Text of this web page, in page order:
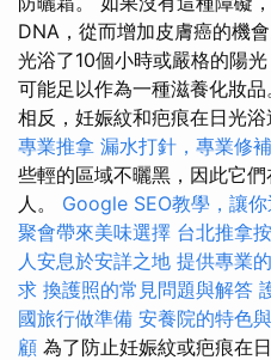
DNA，從而增加皮膚癌的機
光浴了10個小時或嚴格的陽
可能足以作為一種滋養化妝品
相反，妊娠紋和疤痕在日光浴
專業推拿 漏水打針，專業修
些輕的區域不曬黑，因此它
人。 Google SEO教學，讓
聚會帶來美味選擇 台北推拿
人安息於安詳之地 提供專業
求 換護照的常見問題與解答
國旅行做準備 安養院的特色
顧 為了防止妊娠紋或疤痕在